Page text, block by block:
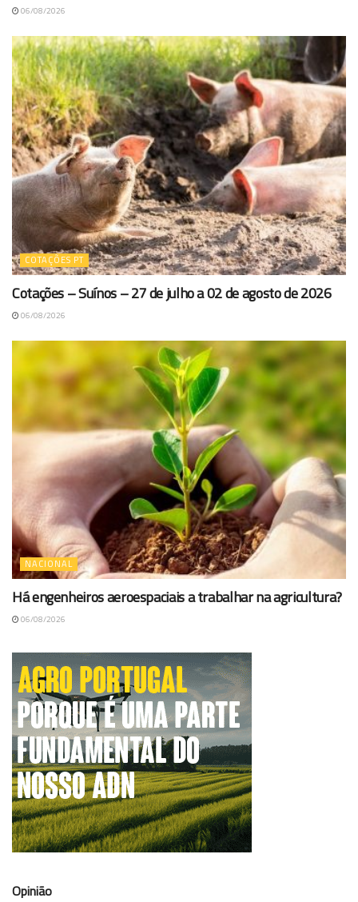
06/08/2026
COTAÇÕES PT
Cotações – Suínos – 27 de julho a 02 de agosto de 2026
06/08/2026
NACIONAL
Há engenheiros aeroespaciais a trabalhar na agricultura?
06/08/2026
Opinião